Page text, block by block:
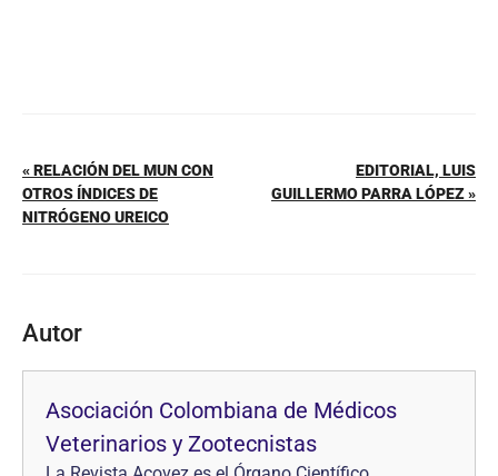
« RELACIÓN DEL MUN CON
OTROS ÍNDICES DE
NITRÓGENO UREICO
EDITORIAL, LUIS
GUILLERMO PARRA LÓPEZ »
Autor
Asociación Colombiana de Médicos
Veterinarios y Zootecnistas